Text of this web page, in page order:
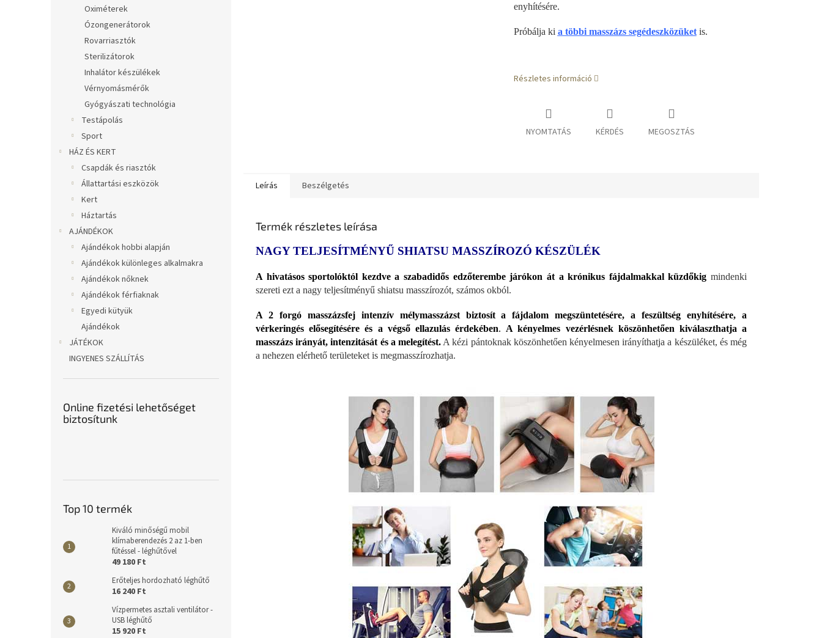
Oximéterek
Ózongenerátorok
Rovarriasztók
Sterilizátorok
Inhalátor készülékek
Vérnyomásmérők
Gyógyászati technológia
Testápolás
Sport
HÁZ ÉS KERT
Csapdák és riasztók
Állattartási eszközök
Kert
Háztartás
AJÁNDÉKOK
Ajándékok hobbi alapján
Ajándékok különleges alkalmakra
Ajándékok nőknek
Ajándékok férfiaknak
Egyedi kütyük
Ajándékok
JÁTÉKOK
INGYENES SZÁLLÍTÁS
Online fizetési lehetőséget
biztosítunk
Top 10 termék
Kiváló minőségű mobil
klímaberendezés 2 az 1-ben
fűtéssel - léghűtővel
49 180 Ft
Erőteljes hordozható léghűtő
16 240 Ft
Vízpermetes asztali ventilátor -
USB léghűtő
15 920 Ft
enyhítésére.
Próbálja ki a többi masszázs segédeszközüketis.
Részletes információ
NYOMTATÁS KÉRDÉS MEGOSZTÁS
Leírás Beszélgetés
Termék részletes leírása
NAGY TELJESÍTMÉNYŰ SHIATSU MASSZÍROZÓ KÉSZÜLÉK
A hivatásos sportolóktól kezdve a szabadidős edzőterembe járókon át a krónikus fájdalmakkal küzdőkig mindenki
szereti ezt a nagy teljesítményű shiatsu masszírozót, számos okból.
A 2 forgó masszázsfej intenzív mélymasszázst biztosít a fájdalom megszüntetésére, a feszültség enyhítésére, a
vérkeringés elősegítésére és a végső ellazulás érdekében. A kényelmes vezérlésnek köszönhetően kiválaszthatja a
masszázs irányát, intenzitását és a melegítést. A kézi pántoknak köszönhetően kényelmesen irányíthatja a készüléket, és még
a nehezen elérhető területeket is megmasszírozhatja.